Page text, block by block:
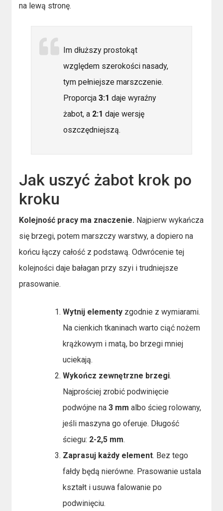
na lewą stronę.
Im dłuższy prostokąt
względem szerokości nasady,
tym pełniejsze marszczenie.
Proporcja3:1 daje wyraźny
żabot, a 2:1 daje wersję
oszczędniejszą.
Jak uszyć żabot krok po
kroku
Kolejność pracy ma znaczenie. Najpierw wykańcza
się brzegi, potem marszczy warstwy, a dopiero na
końcu łączy całość z podstawą. Odwrócenie tej
kolejności daje bałagan przy szyi i trudniejsze
prasowanie.
Wytnij elementy zgodnie z wymiarami.
Na cienkich tkaninach warto ciąć nożem
krążkowym i matą, bo brzegi mniej
uciekają.
Wykończ zewnętrzne brzegi.
Najprościej zrobić podwinięcie
podwójne na3 mm albo ścieg rolowany,
jeśli maszyna go oferuje. Długość
ściegu: 2-2,5 mm.
Zaprasuj każdy element. Bez tego
fałdy będą nierówne. Prasowanie ustala
kształt i usuwa falowanie po
podwinięciu.